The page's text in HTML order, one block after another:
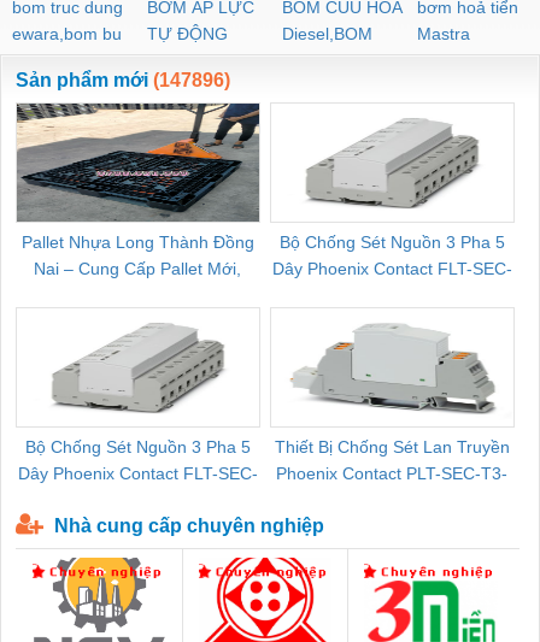
bom truc dung
ewara,bom bu
ewara
BƠM ÁP LỰC
TỰ ĐỘNG
BOM CUU HOA
Diesel,BOM
CHUA CHAY
bơm hoả tiển
Mastra
Sản phẩm mới (147896)
Pallet Nhựa Long Thành Đồng
Nai – Cung Cấp Pallet Mới,
Bộ Chống Sét Nguồn 3 Pha 5
Dây Phoenix Contact FLT-SEC-
Bộ Chống Sét Nguồn 3 Pha 5
Dây Phoenix Contact FLT-SEC-
Thiết Bị Chống Sét Lan Truyền
Phoenix Contact PLT-SEC-T3-
Nhà cung cấp chuyên nghiệp